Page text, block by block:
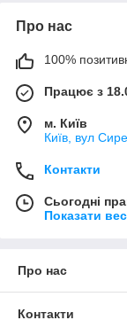
Про нас
100%
Працює з
м. Київ
Київ, вул
Контакти
Сьогодні
Показати
Про нас
Контакти